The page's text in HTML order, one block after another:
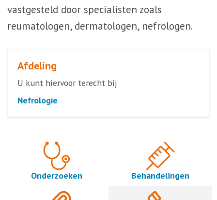
vastgesteld door specialisten zoals
reumatologen, dermatologen, nefrologen.
Afdeling
U kunt hiervoor terecht bij
Nefrologie
Onderzoeken Behandelingen